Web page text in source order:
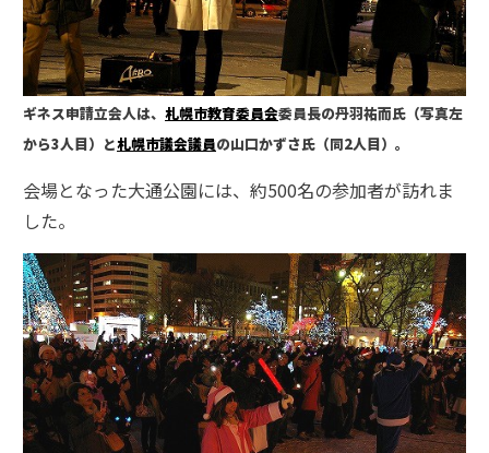
ギネス申請立会人は、 札幌市教育委員会委員長の丹羽祐而氏（写真左
から3人目）と札幌市議会議員の山口かずさ氏（同2人目）。
会場となった大通公園には、約500名の参加者が訪れま
した。